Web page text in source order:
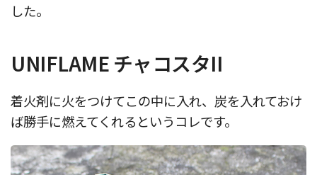
した。
UNIFLAME チャコスタII
着火剤に火をつけてこの中に入れ、炭を入れておけ
ば勝手に燃えてくれるというコレです。